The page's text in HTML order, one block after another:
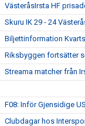
VästeråsIrsta HF
Skuru IK 29 - 24
Biljettinformation
Riksbyggen fortsätter
Streama matcher från
F08: Inför Gjensidige
Clubdagar hos